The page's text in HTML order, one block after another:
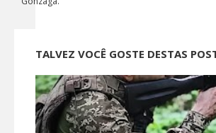
TALVEZ VOCÊ GOSTE DESTAS